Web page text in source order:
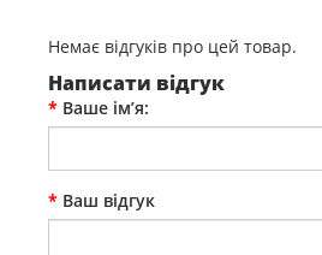
Немає відгуків про цей товар.
Написати відгук
Ваше ім’я:
Ваш відгук